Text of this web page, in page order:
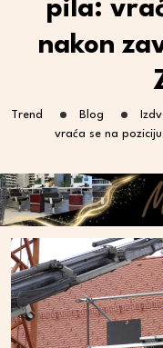
pila:
nakon
Trend Blog
vraća se na